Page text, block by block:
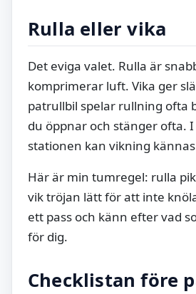
Rulla eller vika
Det eviga valet. Rulla är
komprimerar luft. Vika ger
patrullbil spelar rullning ofta
du öppnar och stänger ofta. I
stationen kan vikning
Här är min tumregel: rulla
vik tröjan lätt för att inte
ett pass och känn efter vad
för dig.
Checklistan före